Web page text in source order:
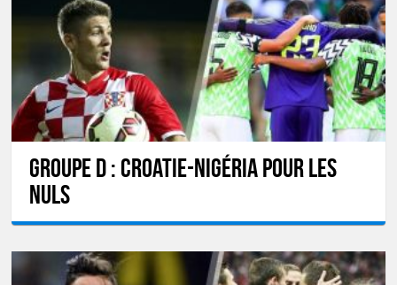
GROUPE D : Croatie-Nigéria pour les
nuls